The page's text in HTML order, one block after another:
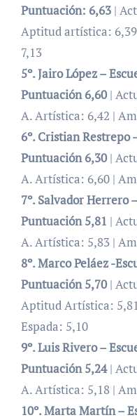
Puntuación: 6,63 |
Aptitud artística:
7,13
5º. Jairo López –
Puntuación 6,60|
A. Artística: 6,42 |
6º. Cristian Restrepo
Puntuación 6,30|
A. Artística: 6,60 |
7º. Salvador Herrero
Puntuación 5,81 |
A. Artística: 5,83 |
8º. Marco Peláez -
Puntuación 5,70|
Aptitud Artística:
Espada: 5,10
9º. Luis Rivero –
Puntuación 5,24|
A. Artística: 5,18 |
10º. Marta Martín –